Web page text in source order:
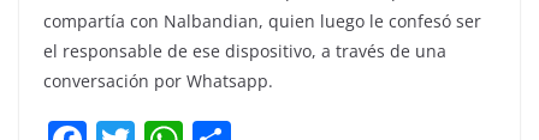
compartía con Nalbandian, quien luego le confesó ser
el responsable de ese dispositivo, a través de una
conversación por Whatsapp.